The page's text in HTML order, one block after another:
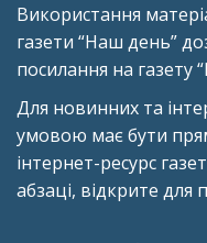
Використання
газети “Наш день”
посилання на газету
Для новинних та
умовою має бути
інтернет-ресурс
абзаці, відкрите для